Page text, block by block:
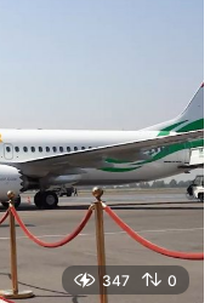
347 0